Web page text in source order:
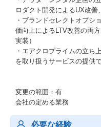
ロダクト開発によるUX改善
・ブランドセレクトオプシ
価向上によるLTV改善の両
実装）
・エアクロプライムの立ち
を取り扱うサービスの提供
変更の範囲：有
会社の定める業務
必要な経験